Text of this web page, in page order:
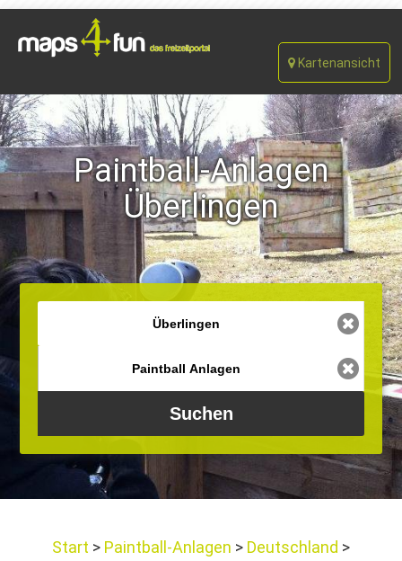
Kartenansicht
Paintball-Anlagen
Überlingen
Start Paintball-Anlagen
Deutschland